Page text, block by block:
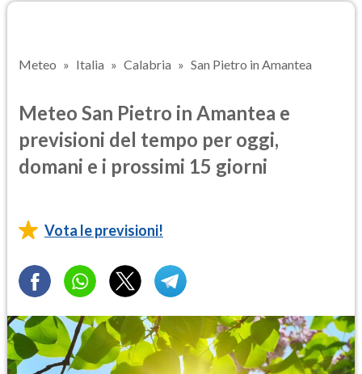
Meteo Italia Calabria San Pietro in Amantea
Meteo San Pietro in Amantea e
previsioni del tempo per oggi,
domani e i prossimi 15 giorni
Vota le previsioni!